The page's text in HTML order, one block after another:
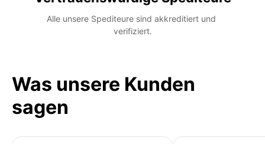
Alle unsere Spediteure sind akkreditiert und
verifiziert.
Was unsere Kunden
sagen